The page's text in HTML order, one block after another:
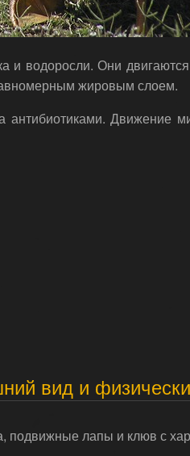
и водоросли. Они
жировым слоем.
антибиотиками. Движение
вид и
подвижные лапы и клюв с